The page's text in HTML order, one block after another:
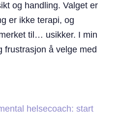
og handling. Valget er
er ikke terapi, og
til… usikker. I min
frustrasjon å velge med
helsecoach: start